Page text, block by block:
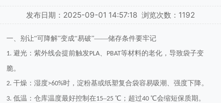
发布日期：2025-09-01 14:57:18 浏览次数： 1192
一、别让“可降解”变成“易破”——储存条件要牢记
1.避光：紫外线会提前触发PLA、 PBAT等材料的老化，导致袋子变
脆。
2.干燥：湿度>60%时，淀粉基或纸塑复合袋容易吸潮、强度下降。
3.低温：仓库温度最好控制在15–25℃；超过40℃会缩短保质期。